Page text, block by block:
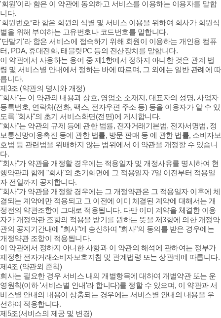
'회원'이라 함은 이 약관에 동의하고 서비스를 이용하는 이용자를 말합
니다.
'회원번호‘’라 함은 회원의 식별 및 서비스 이용을 위하여 회사가 회원식
별을 위해 부여하는 고유번호나 코드번호를 말합니다.
'단말기'라 함은 서비스에 접속하기 위해 회원이 이용하는 개인용 컴퓨
터, PDA, 휴대전화, 태블릿PC 등의 전산장치를 말합니다.
이 약관에서 사용하는 용어 중 제1항에서 정하지 아니한 것은 관계 법
령 및 서비스별 안내에서 정하는 바에 따르며, 그 외에는 일반 관례에 따
릅니다.
제3조 (약관의 명시와 개정)
"회사"는 이 약관의 내용과 상호, 영업소 소재지, 대표자의 성명, 사업자
등록번호, 연락처(전화, 팩스, 전자우편 주소 등) 등을 이용자가 알 수 있
도록 "회사"의 초기 서비스화면(전면)에 게시합니다.
"회사"는 약관의 규제 등에 관한 법률, 전자거래기본법, 전자서명법, 정
보통신망이용촉진 등에 관한 법률, 방문 판매 등 에 관한 법률, 소비자보
호법 등 관련법을 위배하지 않는 범위에서 이 약관을 개정할 수 있습니
다.
"회사"가 약관을 개정할 경우에는 적용일자 및 개정사유를 명시하여 현
행약관과 함께 "회사"의 초기화면에 그 적용일자 7일 이전부터 적용일
자 전일까지 공지합니다.
"회사"가 약관을 개정할 경우에는 그 개정약관은 그 적용일자 이후에 체
결되는 계약에만 적용되고 그 이전에 이미 체결된 계약에 대해서는 개
정전의 약관조항이 그대로 적용됩니다. 다만 이미 계약을 체결한 이용
자가 개정약관 조항의 적용을 받기를 원하는 뜻을 제3항에 의한 개정약
관의 공지기간내에 "회사"에 송신하여 "회사"의 동의를 받은 경우에는
개정약관 조항이 적용됩니다.
이 약관에서 정하지 아니한 사항과 이 약관의 해석에 관하여는 정부가
제정한 전자거래소비자보호지침 및 관계법령 또는 상관례에 따릅니다.
제4조 (약관외 준칙)
회사는 필요한 경우 서비스 내의 개별항목에 대하여 개별약관 또는 운
영원칙(이하 '서비스별 안내'라 합니다)를 정할 수 있으며, 이 약관과 서
비스별 안내의 내용이 상충되는 경우에는 서비스별 안내의 내용을 우
선하여 적용합니다.
제5조(서비스의 제공 및 변경)